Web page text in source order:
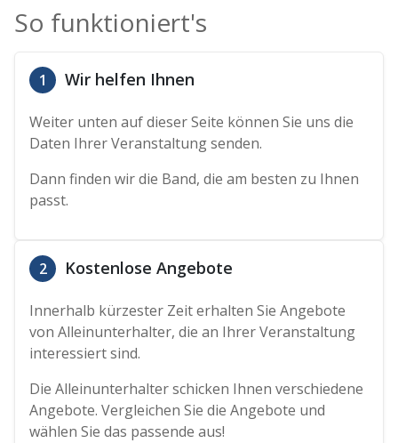
So funktioniert's
1 Wir helfen Ihnen
Weiter unten auf dieser Seite können Sie uns die
Daten Ihrer Veranstaltung senden.
Dann finden wir die Band, die am besten zu Ihnen
passt.
2 Kostenlose Angebote
Innerhalb kürzester Zeit erhalten Sie Angebote
von Alleinunterhalter, die an Ihrer Veranstaltung
interessiert sind.
Die Alleinunterhalter schicken Ihnen verschiedene
Angebote. Vergleichen Sie die Angebote und
wählen Sie das passende aus!